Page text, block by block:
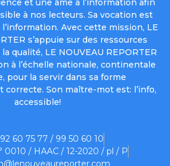
et une âme à l’information afin
à nos lecteurs. Sa vocation est
l’information. Avec cette mission, LE
s’appuie sur des ressources
qualité, LE NOUVEAU REPORTER
à l’échelle nationale, continentale
pour la servir dans sa forme
Son maître-mot est: l’info,
accessible!
60 75 77 / 99 50 60 10
0010 / HAAC / 12-2020 / pl / P